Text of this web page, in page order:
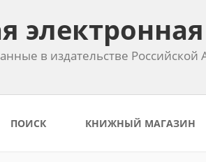
в издательстве Российской
ПОИСК КНИЖНЫЙ МАГАЗИН